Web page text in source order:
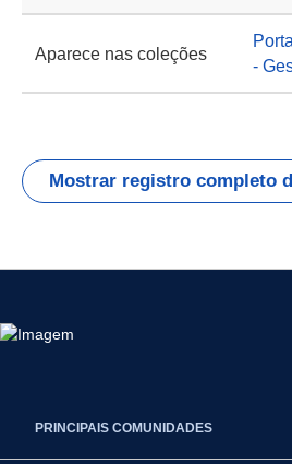
Aparece nas coleções
-
Mostrar registro completo
PRINCIPAIS COMUNIDADES